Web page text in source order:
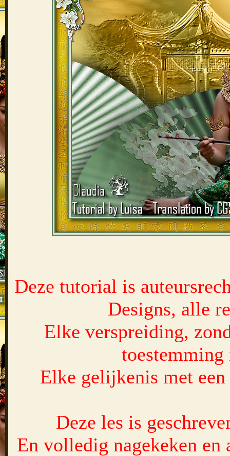
Deze tutorial is
Designs, alle
Elke verspreiding,
toestemming
Elke gelijkenis met
Deze les is
En volledig nagekeken en